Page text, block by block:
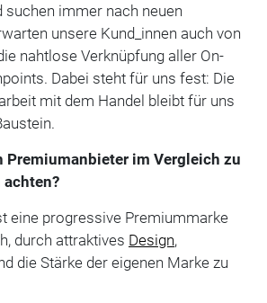
suchen immer nach neuen
unsere Kund_innen auch von
nahtlose Verknüpfung aller On-
Dabei steht für uns fest: Die
mit dem Handel bleibt für uns
Premiumanbieter im Vergleich zu
eine progressive Premiummarke
durch attraktives Design,
die Stärke der eigenen Marke zu